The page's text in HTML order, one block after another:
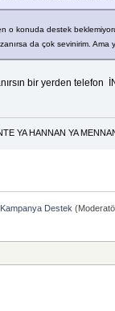
o konuda destek
da çok sevinirim.
bir yerden telefon
YA MENNAN YA
Kampanya Destek